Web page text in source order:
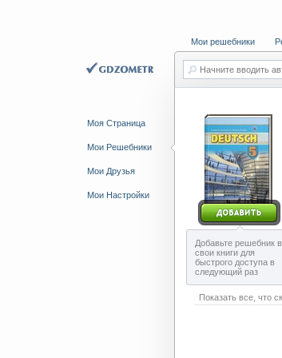
Моя Страница
Мои Решебники
Мои Друзья
Мои Настройки
Мои решебники
Начните вводить
Добавьте решебник в
свои книги для
быстрого доступа в
следующий раз
Показать все, что